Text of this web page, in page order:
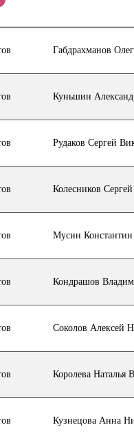
Габдрахманов
Куньшин
Рудаков Сергей
Колесников
Мусин
Кондрашов
Соколов Алексей
Королева Наталья
Кузнецова Анна